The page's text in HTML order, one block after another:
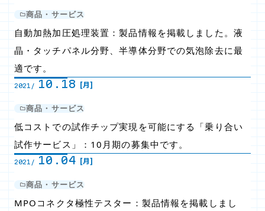
商品・サービス
自動加熱加圧処理装置：製品情報を掲載しました。液
晶・タッチパネル分野、半導体分野での気泡除去に最
適です。
2021/ 10.18 [月]
商品・サービス
低コストでの試作チップ実現を可能にする「乗り合い
試作サービス」：10月期の募集中です。
2021/ 10.04 [月]
商品・サービス
MPOコネクタ極性テスター：製品情報を掲載しまし